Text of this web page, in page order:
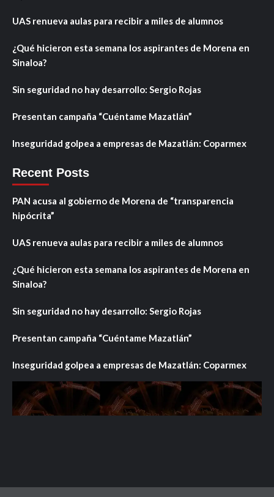
UAS renueva aulas para recibir a miles de alumnos
¿Qué hicieron esta semana los aspirantes de Morena en
Sinaloa?
Sin seguridad no hay desarrollo: Sergio Rojas
Presentan campaña “Cuéntame Mazatlán”
Inseguridad golpea a empresas de Mazatlán: Coparmex
Recent Posts
PAN acusa al gobierno de Morena de “transparencia
hipócrita”
UAS renueva aulas para recibir a miles de alumnos
¿Qué hicieron esta semana los aspirantes de Morena en
Sinaloa?
Sin seguridad no hay desarrollo: Sergio Rojas
Presentan campaña “Cuéntame Mazatlán”
Inseguridad golpea a empresas de Mazatlán: Coparmex